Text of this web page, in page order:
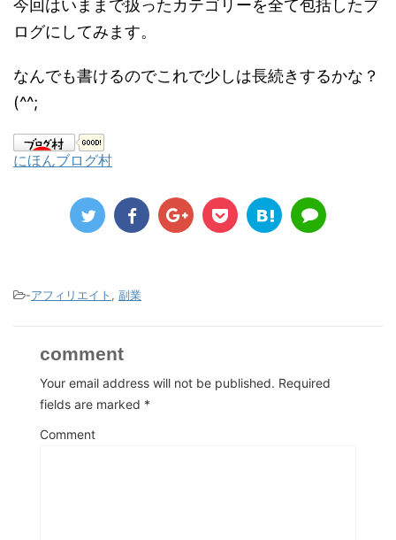
今回はいままで扱ったカテゴリーを全て包括したブ
ログにしてみます。
なんでも書けるのでこれで少しは長続きするかな？
(^^;
にほんブログ村
-アフィリエイト , 副業
comment
Your email address will not be published. Required
fields are marked *
Comment